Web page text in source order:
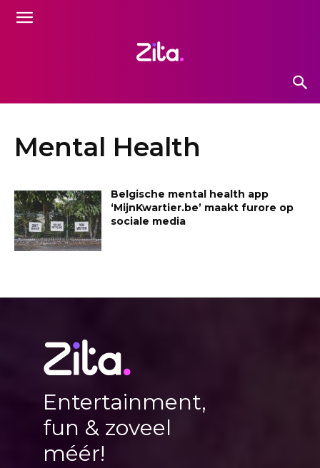
Mental Health
Belgische mental health app
‘MijnKwartier.be’ maakt furore op
sociale media
Entertainment,
fun & zoveel
méér!